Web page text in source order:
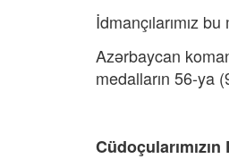
İdmançılarımız
Azərbaycan
medalların 56-ya